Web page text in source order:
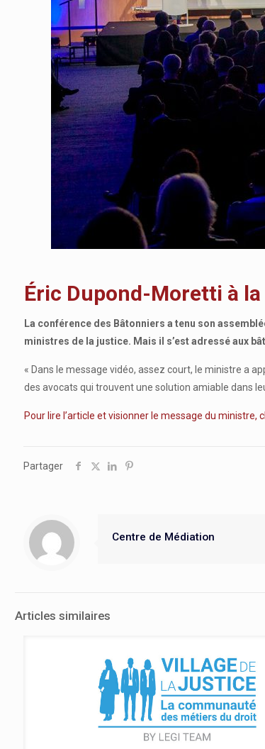
Éric Dupond-Moretti à la
La conférence des Bâtonniers a tenu son
ministres de la justice. Mais il s’est adressé aux
« Dans le message vidéo, assez court, le ministre a
des avocats qui trouvent une solution amiable dans
Pour lire l’article et visionner le message du ministre,
Partager
Centre de Médiation
Articles similaires